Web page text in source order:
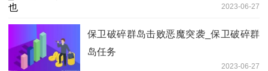
2023-06-27
保卫破碎群岛击败恶魔突袭_保卫破碎群
岛任务
2023-06-27